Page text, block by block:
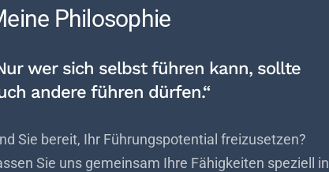
Philosophie
wer sich selbst führen kann, sollte
andere führen dürfen.“
Sie bereit, Ihr Führungspotential freizusetzen?
Sie uns gemeinsam Ihre Fähigkeiten speziell in